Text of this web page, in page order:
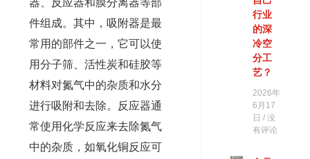
件组成。其中，吸附器是最
常用的部件之一，它可以使
用分子筛、活性炭和硅胶等
材料对氮气中的杂质和水分
进行吸附和去除。反应器通
常使用化学反应来去除氮气
中的杂质，如氧化铜反应可
行业
的深
冷空
分工
艺？
2026年
6月17
日 没
有评论